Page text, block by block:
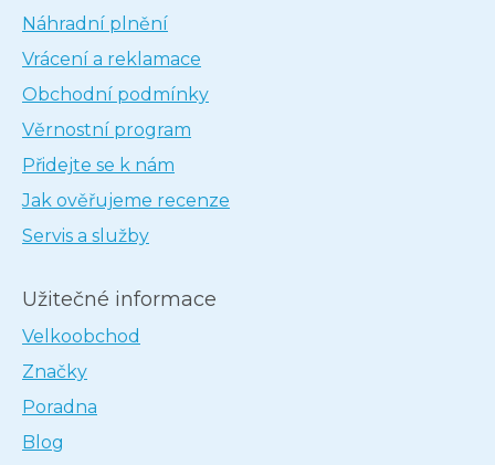
Náhradní plnění
Vrácení a reklamace
Obchodní podmínky
Věrnostní program
Přidejte se k nám
Jak ověřujeme recenze
Servis a služby
Užitečné informace
Velkoobchod
Značky
Poradna
Blog